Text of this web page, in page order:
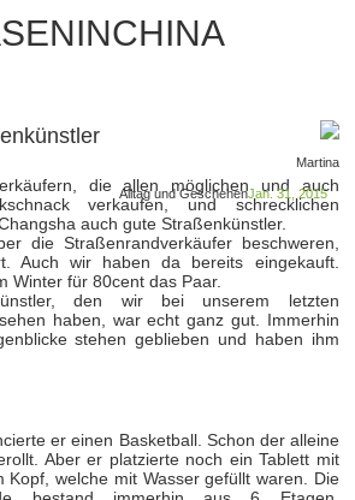
Martina
Jan. 31, 2015
Alltag und Geschehen
die allen möglichen und auch
verkaufen, und schrecklichen
auch gute Straßenkünstler.
die Straßenrandverkäufer beschweren,
Auch wir haben da bereits eingekauft.
Winter für 80cent das Paar.
den wir bei unserem letzten
haben, war echt ganz gut. Immerhin
stehen geblieben und haben ihm
er einen Basketball. Schon der alleine
Aber er platzierte noch ein Tablett mit
Kopf, welche mit Wasser gefüllt waren. Die